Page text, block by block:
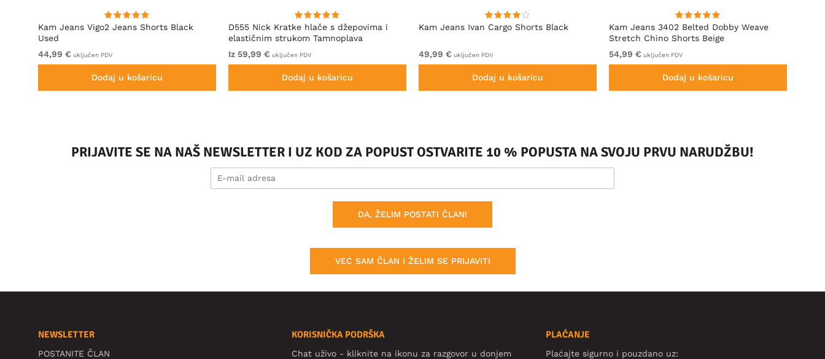
Kam Jeans Vigo2 Jeans Shorts Black
Used
44,99 € uključen PDV
Dodaj u košaricu
D555 Nick Kratke hlače s džepovima i
elastičnim strukom Tamnoplava
Iz 59,99 € uključen PDV
Dodaj u košaricu
Kam Jeans Ivan Cargo Shorts Black
49,99 € uključen PDV
Dodaj u košaricu
Kam Jeans 3402 Belted Dobby Weave
Stretch Chino Shorts Beige
54,99 € uključen PDV
Dodaj u košaricu
PRIJAVITE SE NA NAŠ NEWSLETTER I UZ KOD ZA POPUST OSTVARITE 10 % POPUSTA NA SVOJU PRVU NARUDŽBU!
DA, ŽELIM POSTATI ČLAN!
VEĆ SAM ČLAN I ŽELIM SE PRIJAVITI
NEWSLETTER
POSTANITE ČLAN
KORISNIČKA PODRŠKA
Chat uživo - kliknite na ikonu za razgovor u donjem
PLAĆANJE
Plaćajte sigurno i pouzdano uz: